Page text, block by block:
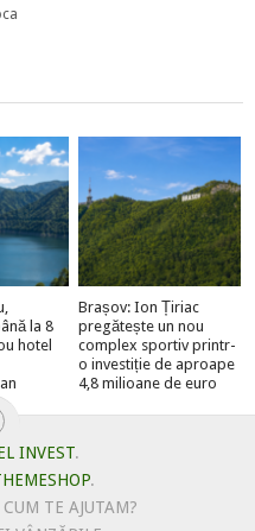
la 8
hotel
Brașov: Ion Țiriac
pregătește un nou
complex sportiv printr-
o investiție de aproape
4,8 milioane de euro
INVEST.
.
CUM TE AJUTAM?